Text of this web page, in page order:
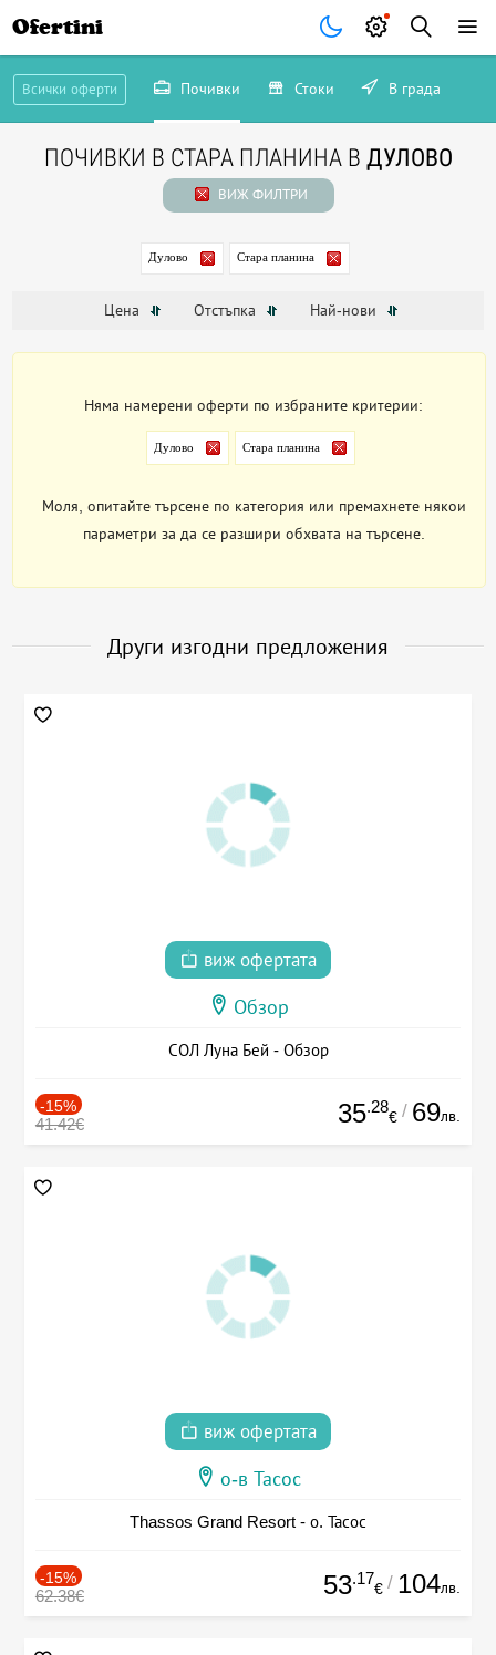
Ofertini
Всички оферти Почивки Стоки В града
ПОЧИВКИ В СТАРА ПЛАНИНА В ДУЛОВО
ВИЖ ФИЛТРИ
Дулово Стара планина
Цена Отстъпка Най-нови
Няма намерени оферти по избраните критерии:
Дулово Стара планина
Моля, опитайте търсене по категория или премахнете някои
параметри за да се разшири обхвата на търсене.
Други изгодни предложения
виж офертата
Обзор
СОЛ Луна Бей - Обзор
-15%
41.42€ 35.28
€ / 69лв.
виж офертата
о-в Тасос
Thassos Grand Resort - о. Тасос
-15%
62.38€ 53.17
€ / 104лв.